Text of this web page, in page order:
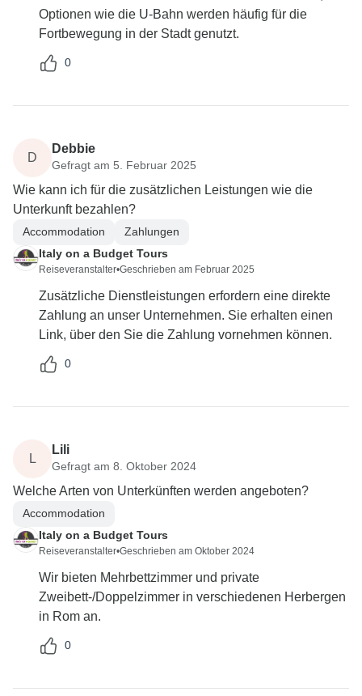
Optionen wie die U-Bahn werden häufig für die
Fortbewegung in der Stadt genutzt.
0
D
Debbie
Gefragt am 5. Februar 2025
Wie kann ich für die zusätzlichen Leistungen wie die
Unterkunft bezahlen?
Accommodation
Zahlungen
Italy on a Budget Tours
Reiseveranstalter•Geschrieben am Februar 2025
Zusätzliche Dienstleistungen erfordern eine direkte
Zahlung an unser Unternehmen. Sie erhalten einen
Link, über den Sie die Zahlung vornehmen können.
0
L
Lili
Gefragt am 8. Oktober 2024
Welche Arten von Unterkünften werden angeboten?
Accommodation
Italy on a Budget Tours
Reiseveranstalter•Geschrieben am Oktober 2024
Wir bieten Mehrbettzimmer und private
Zweibett-/Doppelzimmer in verschiedenen Herbergen
in Rom an.
0